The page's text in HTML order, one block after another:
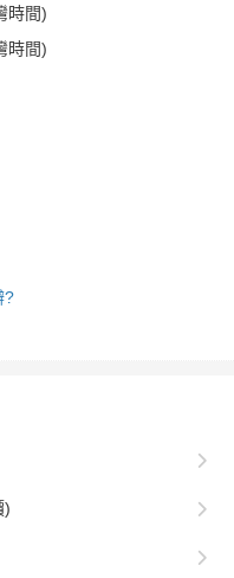
時間)
時間)
?
)